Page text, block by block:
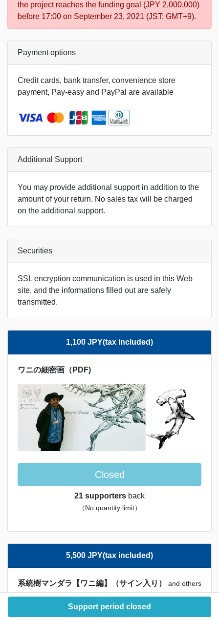
the project reaches the funding goal (JPY 2,000,000)
before 17:00 on September 23, 2021 (JST: GMT+9).
Payment options
Credit cards, bank transfer, convenience store
payment, Pay-easy and PayPal are available
Additional Support
You may provide additional support in addition to the
amount of your return. No sales tax will be charged
on the additional support.
Securities
SSL encryption communication is used in this Web
site, and the informations filled out are safely
transmitted.
1,100 JPY(tax included)
ワニの細密画（PDF)
Closed
21 supporters back
（No quantity limit）
5,500 JPY(tax included)
系統樹マンダラ【ワニ編】（サイン入り） and others
Support period closed